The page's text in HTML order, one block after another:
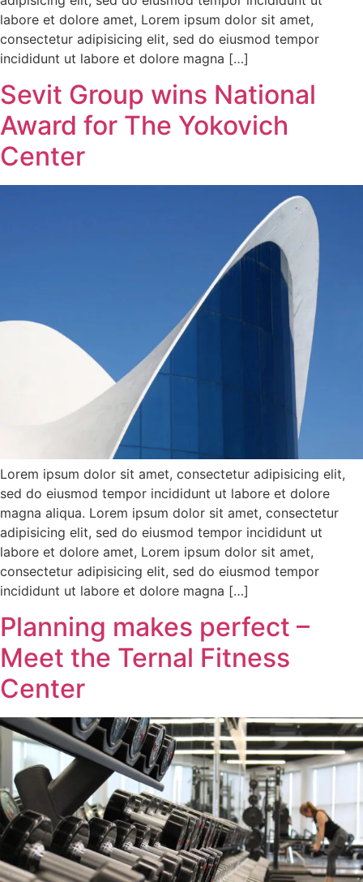
labore et dolore amet, Lorem ipsum dolor sit amet,
consectetur adipisicing elit, sed do eiusmod tempor
incididunt ut labore et dolore magna […]
Sevit Group wins National
Award for The Yokovich
Center
Lorem ipsum dolor sit amet, consectetur adipisicing elit,
sed do eiusmod tempor incididunt ut labore et dolore
magna aliqua. Lorem ipsum dolor sit amet, consectetur
adipisicing elit, sed do eiusmod tempor incididunt ut
labore et dolore amet, Lorem ipsum dolor sit amet,
consectetur adipisicing elit, sed do eiusmod tempor
incididunt ut labore et dolore magna […]
Planning makes perfect –
Meet the Ternal Fitness
Center